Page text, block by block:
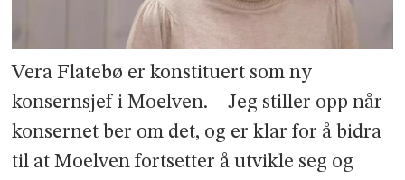
Vera Flatebø er konstituert som ny
konsernsjef i Moelven. – Jeg stiller opp når
konsernet ber om det, og er klar for å bidra
til at Moelven fortsetter å utvikle seg og